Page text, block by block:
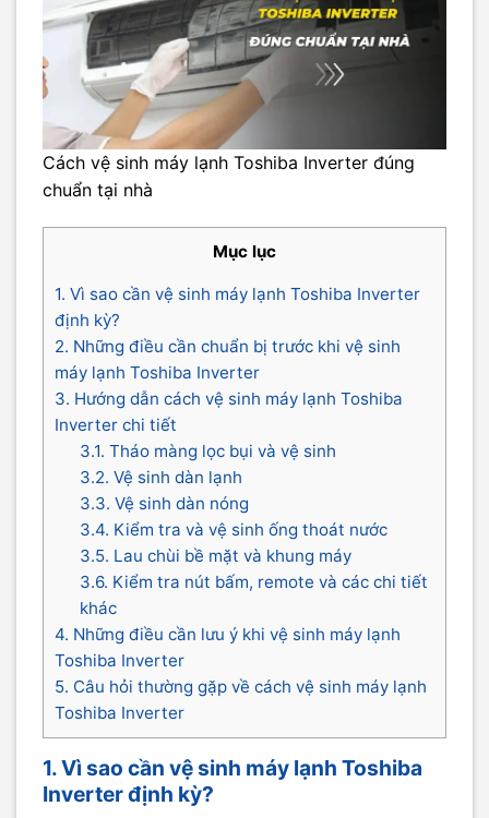
Cách vệ sinh máy lạnh Toshiba Inverter đúng
chuẩn tại nhà
Mục lục
1. Vì sao cần vệ sinh máy lạnh Toshiba Inverter
định kỳ?
2. Những điều cần chuẩn bị trước khi vệ sinh
máy lạnh Toshiba Inverter
3. Hướng dẫn cách vệ sinh máy lạnh Toshiba
Inverter chi tiết
3.1. Tháo màng lọc bụi và vệ sinh
3.2. Vệ sinh dàn lạnh
3.3. Vệ sinh dàn nóng
3.4. Kiểm tra và vệ sinh ống thoát nước
3.5. Lau chùi bề mặt và khung máy
3.6. Kiểm tra nút bấm, remote và các chi tiết
khác
4. Những điều cần lưu ý khi vệ sinh máy lạnh
Toshiba Inverter
5. Câu hỏi thường gặp về cách vệ sinh máy lạnh
Toshiba Inverter
1. Vì sao cần vệ sinh máy lạnh Toshiba
Inverter định kỳ?